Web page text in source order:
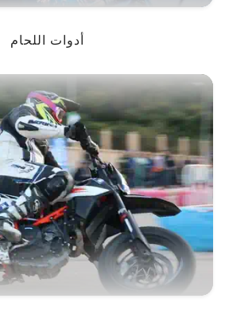
أدوات اللحام